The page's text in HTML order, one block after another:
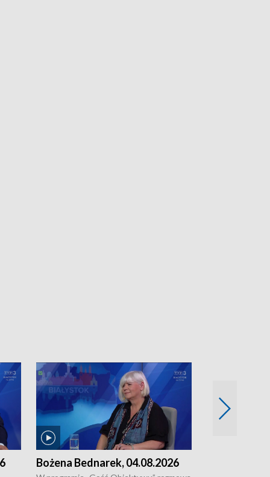
Bożena Bednarek, 04.08.2026